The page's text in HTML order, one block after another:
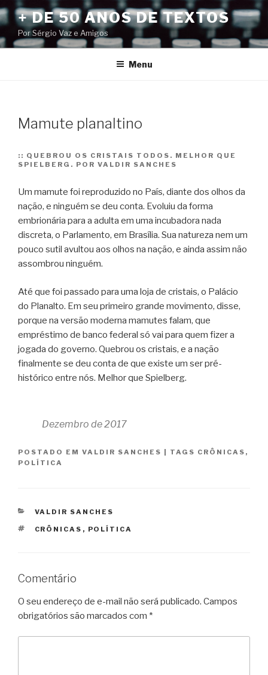
Pular
para
o
conteúdo
+ DE 50 ANOS DE TEXTOS
Por Sérgio Vaz e Amigos
Menu
Mamute planaltino
:: QUEBROU OS CRISTAIS TODOS. MELHOR QUE
SPIELBERG. POR VALDIR SANCHES
Um mamute foi reproduzido no País, diante dos olhos da
nação, e ninguém se deu conta. Evoluiu da forma
embrionária para a adulta em uma incubadora nada
discreta, o Parlamento, em Brasília. Sua natureza nem um
pouco sutil avultou aos olhos na nação, e ainda assim não
assombrou ninguém.
Até que foi passado para uma loja de cristais, o Palácio
do Planalto. Em seu primeiro grande movimento, disse,
porque na versão moderna mamutes falam, que
empréstimo de banco federal só vai para quem fizer a
jogada do governo. Quebrou os cristais, e a nação
finalmente se deu conta de que existe um ser pré-
histórico entre nós. Melhor que Spielberg.
Dezembro de 2017
POSTADO EM VALDIR SANCHES TAGS CRÔNICAS ,
POLÍTICA
CATEGORIAS
VALDIR SANCHES
TAGS
CRÔNICAS , POLÍTICA
Comentário
O seu endereço de e-mail não será publicado. Campos
obrigatórios são marcados com *